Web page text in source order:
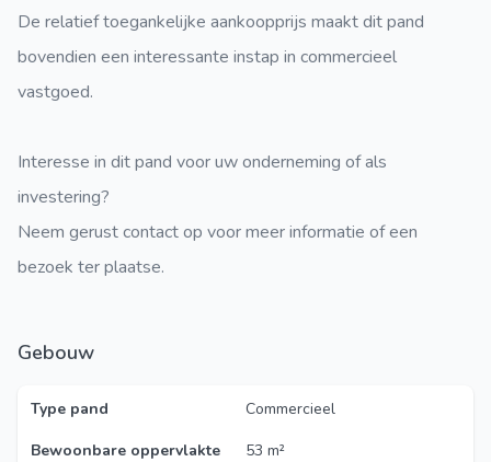
De relatief toegankelijke aankoopprijs maakt dit pand
bovendien een interessante instap in commercieel
vastgoed.
Interesse in dit pand voor uw onderneming of als
investering?
Neem gerust contact op voor meer informatie of een
bezoek ter plaatse.
Gebouw
Type pand
Commercieel
Bewoonbare oppervlakte
53 m²